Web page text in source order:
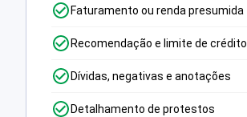
Faturamento ou renda presumida
Recomendação e limite de crédito
Dívidas, negativas e anotações
Detalhamento de protestos